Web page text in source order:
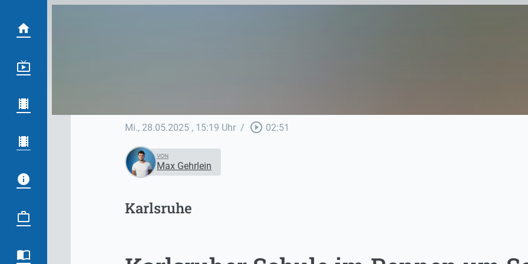
Mi., 28.05.2025 , 15:19 Uhr / play_circle_outline 02:51
VON
Max Gehrlein
Karlsruhe